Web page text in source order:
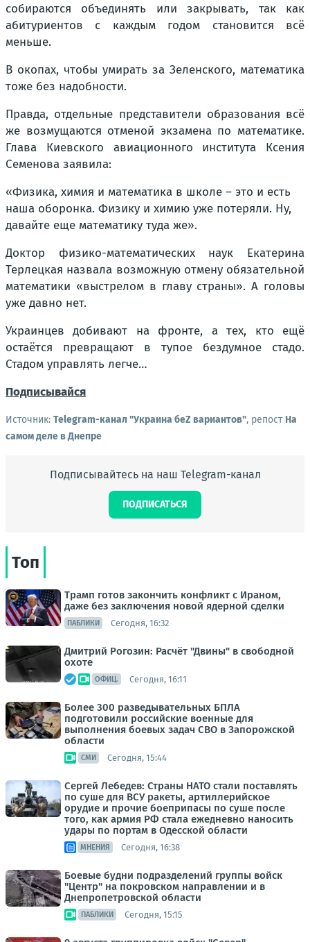
собираются объединять или закрывать, так как
абитуриентов с каждым годом становится всё
меньше.
В окопах, чтобы умирать за Зеленского, математика
тоже без надобности.
Правда, отдельные представители образования всё
же возмущаются отменой экзамена по математике.
Глава Киевского авиационного института Ксения
Семенова заявила:
«Физика, химия и математика в школе – это и есть
наша оборонка. Физику и химию уже потеряли. Ну,
давайте еще математику туда же».
Доктор физико-математических наук Екатерина
Терлецкая назвала возможную отмену обязательной
математики «выстрелом в главу страны». А головы
уже давно нет.
Украинцев добивают на фронте, а тех, кто ещё
остаётся превращают в тупое бездумное стадо.
Стадом управлять легче…
Подписывайся
Источник: Telegram-канал "Украина беZ вариантов", репост На
самом деле в Днепре
Подписывайтесь на наш Telegram-канал
ПОДПИСАТЬСЯ
Топ
Трамп готов закончить конфликт с Ираном,
даже без заключения новой ядерной сделки
ПАБЛИКИ Сегодня, 16:32
Дмитрий Рогозин: Расчёт "Двины" в свободной
охоте
ОФИЦ. Сегодня, 16:11
Более 300 разведывательных БПЛА
подготовили российские военные для
выполнения боевых задач СВО в Запорожской
области
СМИ Сегодня, 15:44
Сергей Лебедев: Страны НАТО стали поставлять
по суше для ВСУ ракеты, артиллерийское
орудие и прочие боеприпасы по суше после
того, как армия РФ стала ежедневно наносить
удары по портам в Одесской области
МНЕНИЯ Сегодня, 16:38
Боевые будни подразделений группы войск
"Центр" на покровском направлении и в
Днепропетровской области
ПАБЛИКИ Сегодня, 15:15